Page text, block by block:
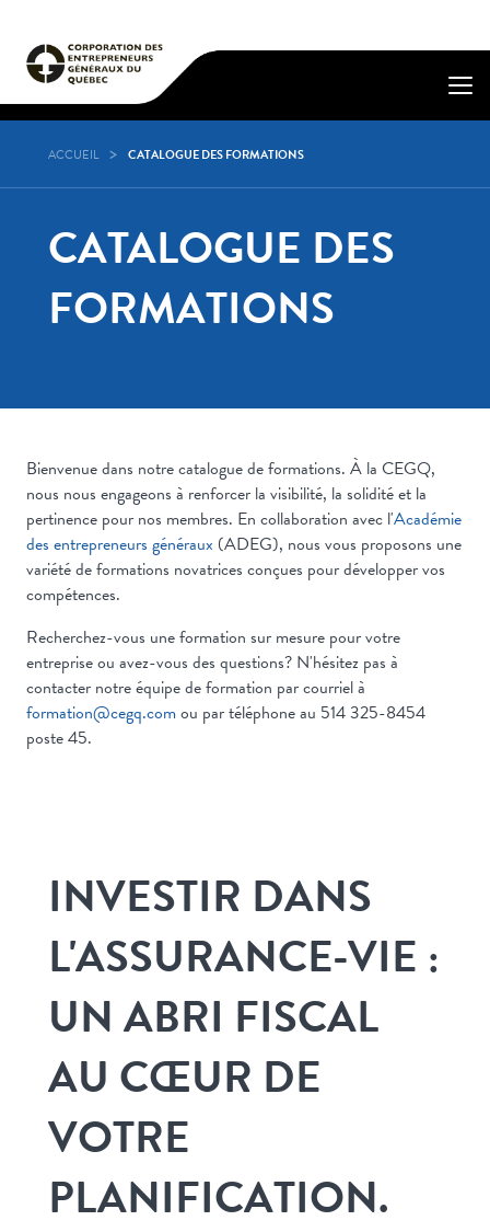
ACCUEIL CATALOGUE DES FORMATIONS
CATALOGUE DES
FORMATIONS
Bienvenue dans notre catalogue de formations. À la CEGQ,
nous nous engageons à renforcer la visibilité, la solidité et la
pertinence pour nos membres. En collaboration avec l'Académie
des entrepreneurs généraux (ADEG), nous vous proposons une
variété de formations novatrices conçues pour développer vos
compétences.
Recherchez-vous une formation sur mesure pour votre
entreprise ou avez-vous des questions? N'hésitez pas à
contacter notre équipe de formation par courriel à
formation@cegq.comou par téléphone au 514 325-8454
poste 45.
INVESTIR DANS
L'ASSURANCE-VIE :
UN ABRI FISCAL
AU CŒUR DE
VOTRE
PLANIFICATION.